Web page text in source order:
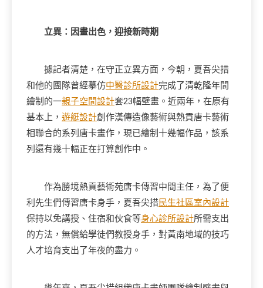
立異：因畫出色，迎接新時期
據記者清楚，在守正立異方面，今朝，夏吾尖措
和他的團隊曾經摹仿中醫診所設計完成了清乾隆年間
繪制的一親子空間設計套23幅壁畫。近兩年，在原有
基本上， 遊艇設計創作漢傳造像藝術與熱貢唐卡藝術
相聯合的系列唐卡畫作，現已繪制十幾幅作品，該系
列還有幾十幅正在打算創作中。
作為勝境熱貢藝術苑唐卡傳習中間主任，為了便
利先生們傳習唐卡身手，夏吾尖措民生社區室內設計
保持以免講授、住宿和伙食等身心診所設計所需支出
的方法，無償給學徒們教授身手，對黃南地域的技巧
人才培育支出了年夜的盡力。